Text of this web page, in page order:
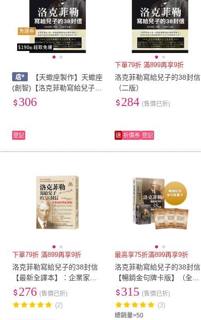
免運券
【天蠍座製作】天蠍座
(創智)【洛克菲勒寫給兒子的
38封信（二版）(約翰．洛克
306
登記
下單79折 滿899再享9折
洛克菲勒寫給兒子的38封信
（二版）
284 (售價已折)
速 折價券 登記
下單79折 滿899再享9折
洛克菲勒寫給兒子的38封信
【最新全譯本】：企業家的
世紀聖經
276 (售價已折)
(2)
最高享75折滿899再享9折
洛克菲勒寫給兒子的38封信
【暢銷金句牌卡版】（全新
完整譯本）隨書附贈52張
「金句能量卡」
總銷量>50
315 (售價已折)
(3)